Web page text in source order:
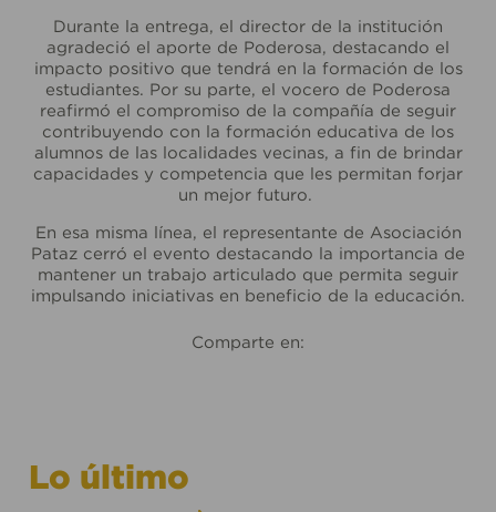
Durante la entrega, el director de la institución
agradeció el aporte de Poderosa, destacando el
impacto positivo que tendrá en la formación de los
estudiantes. Por su parte, el vocero de Poderosa
reafirmó el compromiso de la compañía de seguir
contribuyendo con la formación educativa de los
alumnos de las localidades vecinas, a fin de brindar
capacidades y competencia que les permitan forjar
un mejor futuro.
En esa misma línea, el representante de Asociación
Pataz cerró el evento destacando la importancia de
mantener un trabajo articulado que permita seguir
impulsando iniciativas en beneficio de la educación.
Comparte en:
Lo último